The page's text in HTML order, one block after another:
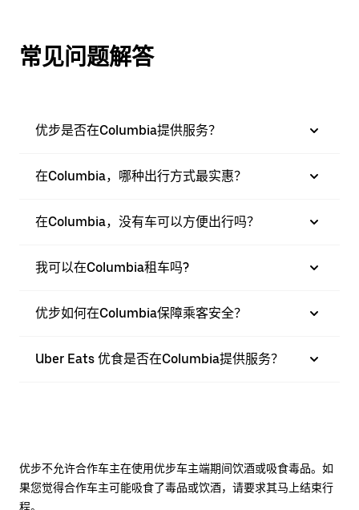
常见问题解答
优步是否在Columbia提供服务？
在Columbia，哪种出行方式最实惠？
在Columbia，没有车可以方便出行吗？
我可以在Columbia租车吗?
优步如何在Columbia保障乘客安全？
Uber Eats 优食是否在Columbia提供服务？
优步不允许合作车主在使用优步车主端期间饮酒或吸食毒品。如
果您觉得合作车主可能吸食了毒品或饮酒，请要求其马上结束行
程。